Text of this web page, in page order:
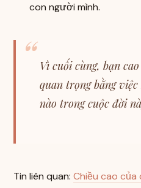
con người mình.
Vì cuối cùng, bạn
quan trọng bằng
nào trong cuộc đời
Tin liên quan:Chiều cao của